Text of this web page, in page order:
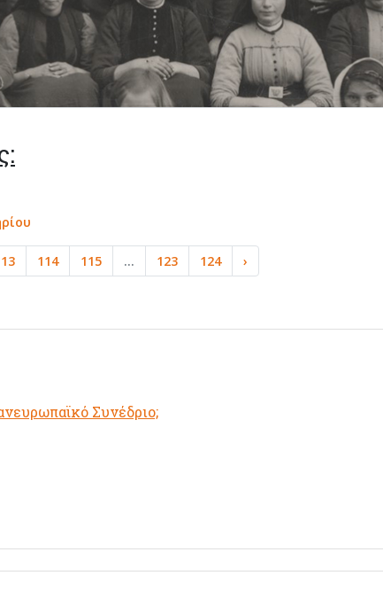
114 115 ... 123 124 ›
Συνέδριο;